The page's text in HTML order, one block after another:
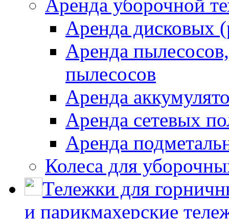
Аренда уборочной
Аренда дисковых
Аренда
пылесосов
Аренда
Аренда сетевых
Аренда
Колеса для
Тележки для
и парикмахерские